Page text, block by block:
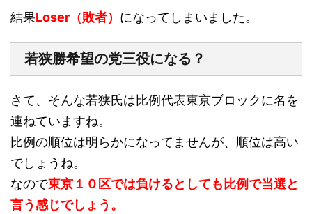
結果Loser（敗者） になってしまいました。
若狭勝希望の党三役になる？
さて、そんな若狭氏は比例代表東京ブロックに名を
連ねていますね。
比例の順位は明らかになってませんが、順位は高い
でしょうね。
なので東京１０区では負けるとしても比例で当選と
言う感じでしょう。